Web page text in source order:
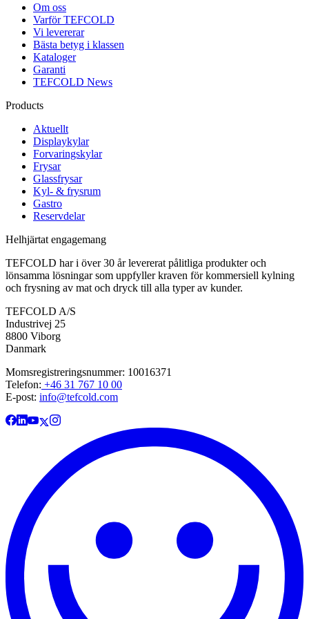
Om oss
Varför TEFCOLD
Vi levererar
Bästa betyg i klassen
Kataloger
Garanti
TEFCOLD News
Products
Aktuellt
Displaykylar
Forvaringskylar
Frysar
Glassfrysar
Kyl- & frysrum
Gastro
Reservdelar
Helhjärtat engagemang
TEFCOLD har i över 30 år levererat pålitliga produkter och
lönsamma lösningar som uppfyller kraven för kommersiell kylning
och frysning av mat och dryck till alla typer av kunder.
TEFCOLD A/S
Industrivej 25
8800 Viborg
Danmark
Momsregistreringsnummer: 10016371
Telefon: +46 31 767 10 00
E-post: info@tefcold.com